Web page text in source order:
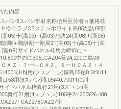
た内容
パン8スパン部材名称使用区分者ョ価格枝
ウＣラブCBステンホワイト高05だ訪08部
高05)十(高03)+(高03)だ訪24(高08)+(高08)
剛＋剛訴剛十剛局21(高05)十(高08)十(高
富nR)サイドパネル枠用力岬仰にヽ
中のに305LCAZ04普24,200に島08﹂
ＡＺ︲７一﹂ＣＡＺ。８一ＨＣＡＺ︲４
同Hb]用(フスノ｀ン)惇島05粕8.StXl11
口58用(8スパン)高05¥40,70011に討
イドパネル枠異行21用(3ス′ヽン)高
奥行21用(4スブヽン)105平24.200¥26.400
率